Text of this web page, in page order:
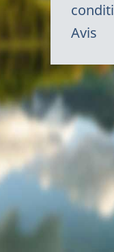
Avis